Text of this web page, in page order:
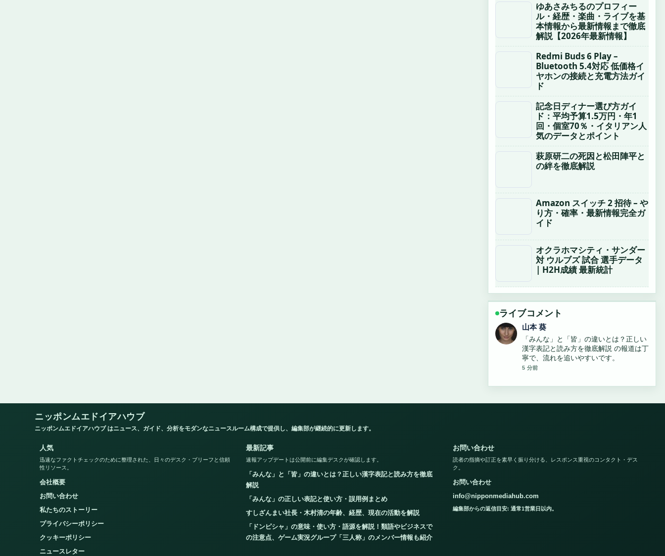
ゆあさみちるのプロフィー
ル・経歴・楽曲・ライブを基
本情報から最新情報まで徹底
解説【2026年最新情報】
Redmi Buds 6 Play –
Bluetooth 5.4対応 低価格イ
ヤホンの接続と充電方法ガイ
ド
記念日ディナー選び方ガイ
ド：平均予算1.5万円・年1
回・個室70％・イタリアン人
気のデータとポイント
萩原研二の死因と松田陣平と
の絆を徹底解説
Amazon スイッチ 2 招待 – や
り方・確率・最新情報完全ガ
イド
オクラホマシティ・サンダー
対 ウルブズ 試合 選手データ
| H2H成績 最新統計
ライブコメント
加藤 海斗
「みんな」の正しい表記と使い方・誤用
例まとめ 周辺の検証がしっかりしていて
安心感があります。
7 分前
ニッポンムエドイアハウブ
ニッポンムエドイアハウブ はニュース、ガイド、分析をモダンなニュースルーム構成で提供し、編集部が継続的に更新します。
人気
迅速なファクトチェックのために整理された、日々のデスク・ブリーフと信頼
性リソース。
会社概要
お問い合わせ
私たちのストーリー
プライバシーポリシー
クッキーポリシー
ニュースレター
最新記事
速報アップデートは公開前に編集デスクが確認します。
「みんな」と「皆」の違いとは？正しい漢字表記と読み方を徹底
解説
「みんな」の正しい表記と使い方・誤用例まとめ
すしざんまい社長・木村清の年齢、経歴、現在の活動を解説
「ドンピシャ」の意味・使い方・語源を解説！類語やビジネスで
の注意点、ゲーム実況グループ「三人称」のメンバー情報も紹介
お問い合わせ
読者の指摘や訂正を素早く振り分ける、レスポンス重視のコンタクト・デス
ク。
お問い合わせ
info@nipponmediahub.com
編集部からの返信目安: 通常1営業日以内。